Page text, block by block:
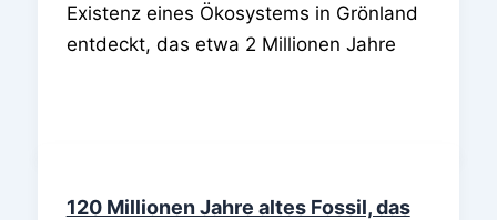
Existenz eines Ökosystems in Grönland
entdeckt, das etwa 2 Millionen Jahre
120 Millionen Jahre altes Fossil, das